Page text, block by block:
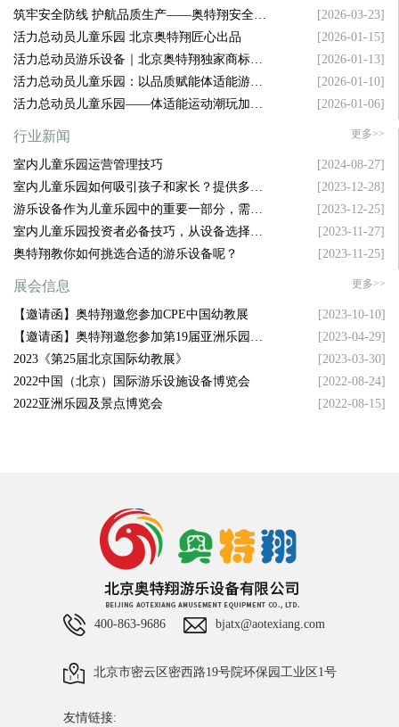
筑牢安全防线 护航品质生产——奥特翔安全生
产大会顺利召开
[2026-03-23]
活力总动员儿童乐园 北京奥特翔匠心出品
[2026-01-15]
活力总动员游乐设备｜北京奥特翔独家商标坐
镇，拿捏游乐圈流量密码
[2026-01-13]
活力总动员儿童乐园：以品质赋能体适能游乐
新升级
[2026-01-10]
活力总动员儿童乐园——体适能运动潮玩加盟
[2026-01-06]
行业新闻 更多>>
室内儿童乐园运营管理技巧
[2024-08-27]
室内儿童乐园如何吸引孩子和家长？提供多样
化设施是关键！
[2023-12-28]
游乐设备作为儿童乐园中的重要一部分，需要
具备哪些特点才能吸引孩子的注意力呢？
[2023-12-25]
室内儿童乐园投资者必备技巧，从设备选择到
空间布局，样样精通！
[2023-11-27]
奥特翔教你如何挑选合适的游乐设备呢？
[2023-11-25]
展会信息 更多>>
【邀请函】奥特翔邀您参加CPE中国幼教展
[2023-10-10]
【邀请函】奥特翔邀您参加第19届亚洲乐园及
景点博览会
[2023-04-29]
2023《第25届北京国际幼教展》
[2023-03-30]
2022中国（北京）国际游乐设施设备博览会
[2022-08-24]
2022亚洲乐园及景点博览会
[2022-08-15]
400-863-9686 bjatx@aotexiang.com
北京市密云区密西路19号院环保园工业区1号
友情链接: